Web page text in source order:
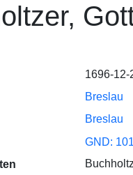
1696-12-
Breslau
Breslau
GND: